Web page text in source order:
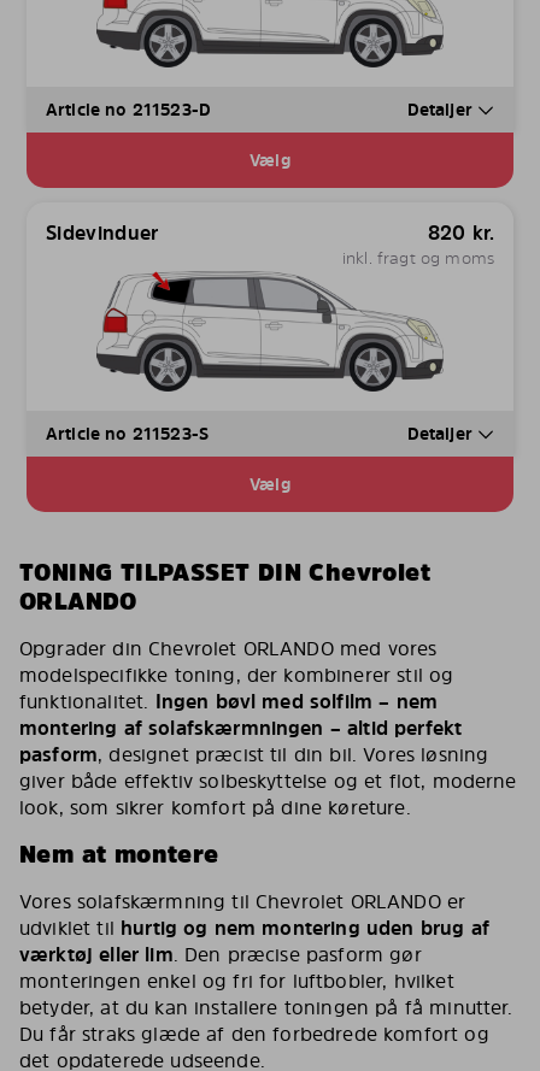
Article no 211523-D Detaljer
Vælg
Sidevinduer 820 kr.
inkl. fragt og moms
Article no 211523-S Detaljer
Vælg
TONING TILPASSET DIN Chevrolet
ORLANDO
Opgrader din Chevrolet ORLANDO med vores
modelspecifikke toning, der kombinerer stil og
funktionalitet. Ingen bøvl med solfilm – nem
montering af solafskærmningen – altid perfekt
pasform, designet præcist til din bil. Vores løsning
giver både effektiv solbeskyttelse og et flot, moderne
look, som sikrer komfort på dine køreture.
Nem at montere
Vores solafskærmning til Chevrolet ORLANDO er
udviklet til hurtig og nem montering uden brug af
værktøj eller lim. Den præcise pasform gør
monteringen enkel og fri for luftbobler, hvilket
betyder, at du kan installere toningen på få minutter.
Du får straks glæde af den forbedrede komfort og
det opdaterede udseende.